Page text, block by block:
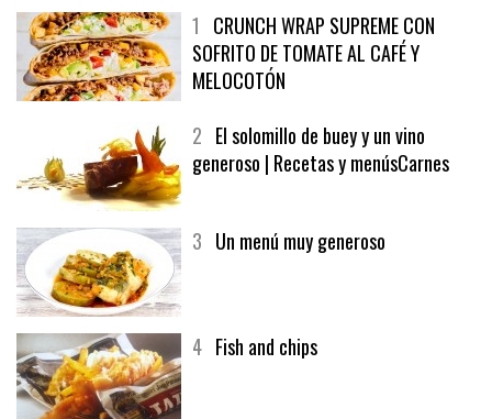
1 CRUNCH WRAP SUPREME CON
SOFRITO DE TOMATE AL CAFÉ Y
MELOCOTÓN
2 El solomillo de buey y un vino
generoso | Recetas y menúsCarnes
3 Un menú muy generoso
4 Fish and chips